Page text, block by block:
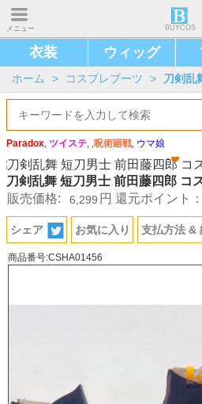
メニュー BUYCOS
衣装 ウィッグ
ホーム > コスプレブーツ > 刀剣乱
Paradox, ツイステ, ,呪術廻戦, ウマ娘
刀剣乱舞 短刀男士 前田藤四郎 コ
販売価格:
6,299 円 還元ポイント：
シェア お気に入り 支払方法 &
商品番号:CSHA01456